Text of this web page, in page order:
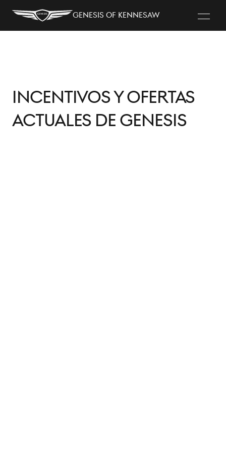
Genesis of Kennesaw
Incentivos y Ofertas
Actuales de Genesis